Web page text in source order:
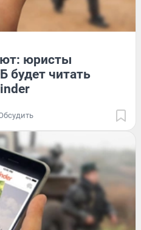
юристы
будет читать